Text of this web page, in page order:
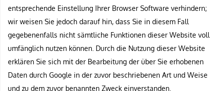
entsprechende Einstellung Ihrer Browser Software verhindern;
wir weisen Sie jedoch darauf hin, dass Sie in diesem Fall
gegebenenfalls nicht sämtliche Funktionen dieser Website voll
umfänglich nutzen können. Durch die Nutzung dieser Website
erklären Sie sich mit der Bearbeitung der über Sie erhobenen
Daten durch Google in der zuvor beschriebenen Art und Weise
und zu dem zuvor benannten Zweck einverstanden.